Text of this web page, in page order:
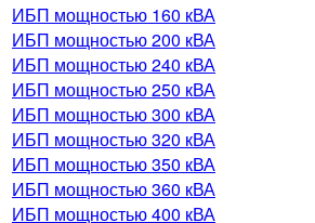
ИБП мощностью 160 кВА
ИБП мощностью 200 кВА
ИБП мощностью 240 кВА
ИБП мощностью 250 кВА
ИБП мощностью 300 кВА
ИБП мощностью 320 кВА
ИБП мощностью 350 кВА
ИБП мощностью 360 кВА
ИБП мощностью 400 кВА